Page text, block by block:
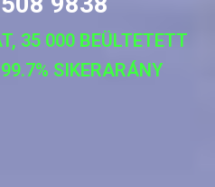
35 000 BEÜLTETETT
SIKERARÁNY